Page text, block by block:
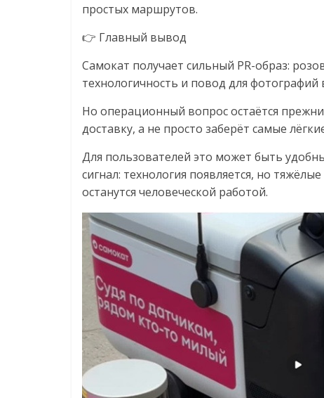
простых маршрутов.
👉 Главный вывод
Самокат получает сильный PR-образ:
технологичность и повод для фотографий
Но операционный вопрос остаётся
доставку, а не просто заберёт самые
Для пользователей это может быть
сигнал: технология появляется, но
останутся человеческой работой.